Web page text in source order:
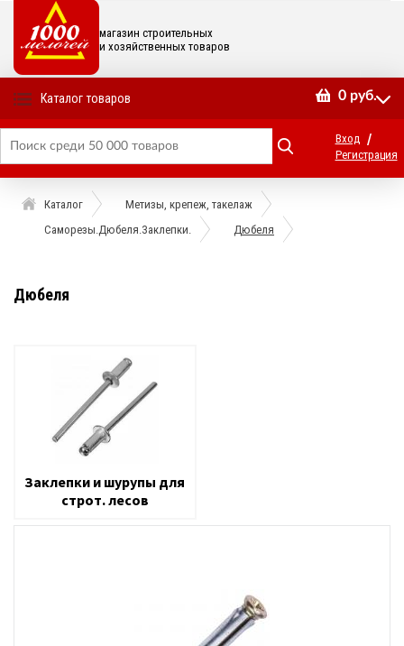
магазин строительных
и хозяйственных товаров
Каталог товаров 0 руб.
Вход /
Регистрация
Каталог
Метизы, крепеж, такелаж
Саморезы.Дюбеля.Заклепки.
Дюбеля
Дюбеля
Заклепки и шурупы для
строт. лесов